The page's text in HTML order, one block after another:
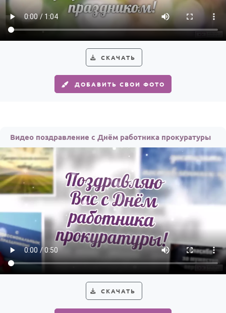
Годовщина свадьбы
Календарь праздников
Мужчине
Все родственники
ПЕРСОНАЛЬНЫЕ
Пожелания
По именам
По годам
СКАЧАТЬ
ДОБАВИТЬ СВОИ ФОТО
Видео поздравление с Днём работника прокуратуры
СКАЧАТЬ